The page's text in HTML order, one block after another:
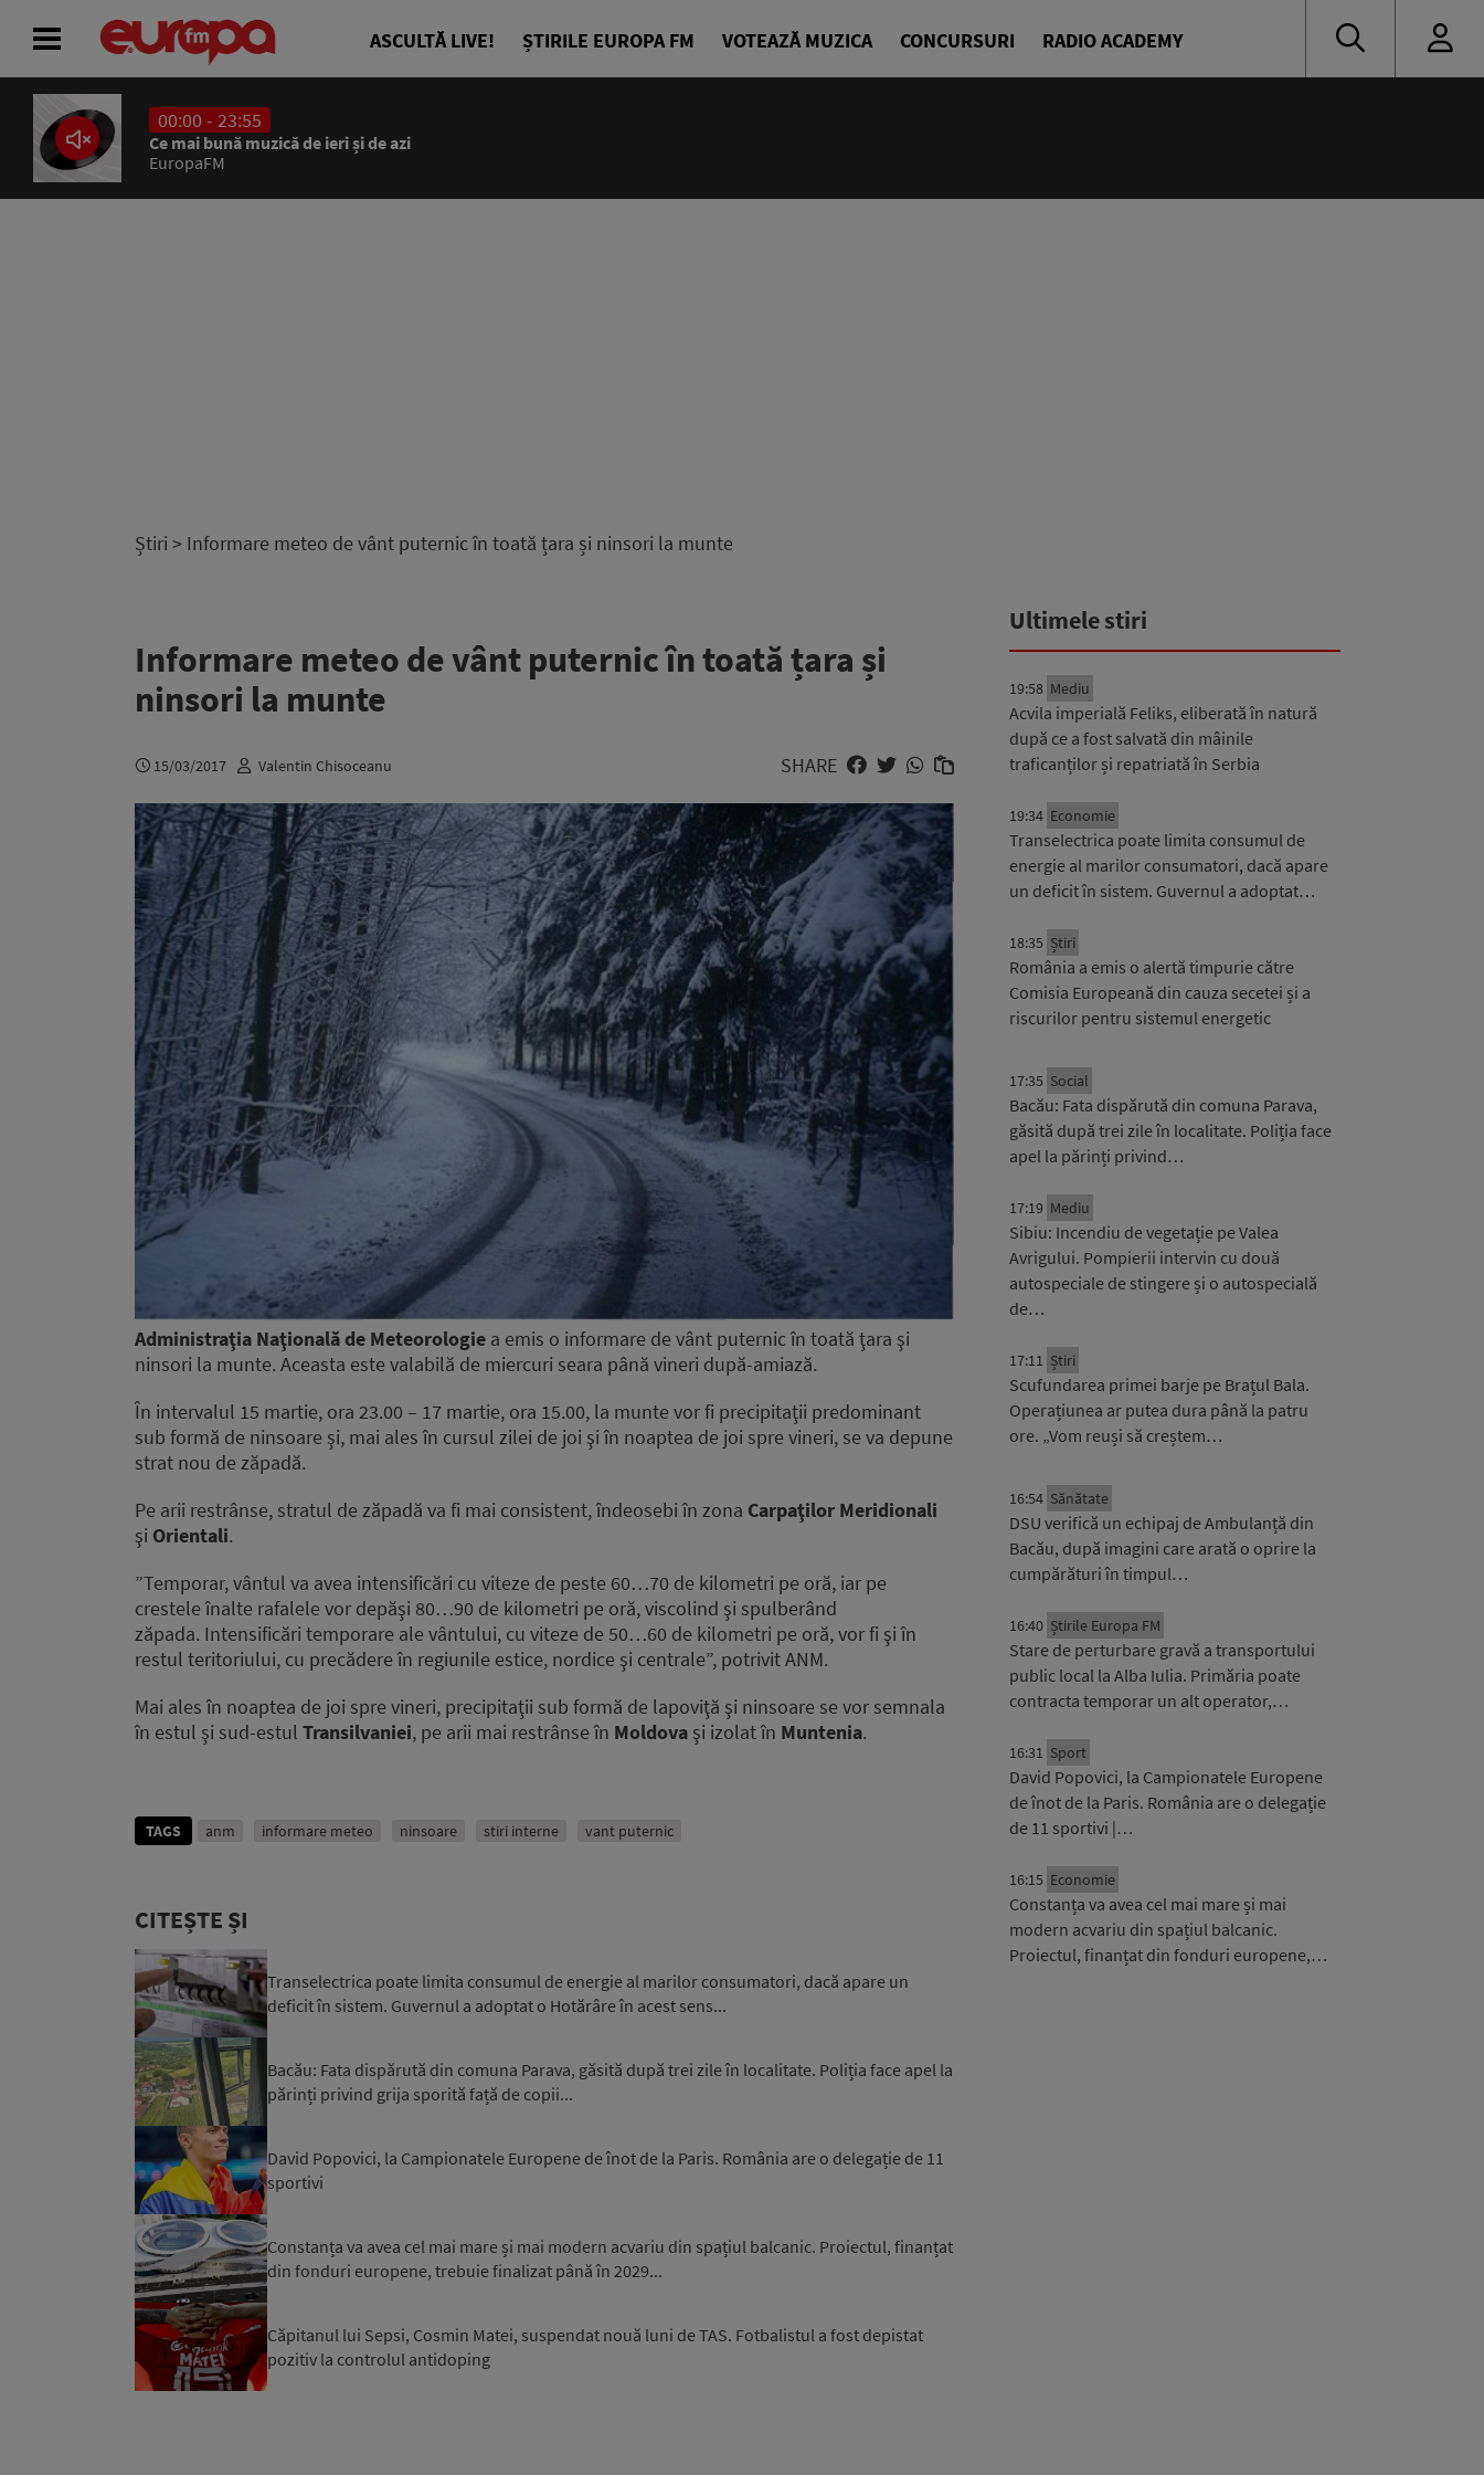
ASCULTĂ LIVE! ȘTIRILE EUROPA FM VOTEAZĂ MUZICA CONCURSURI RADIO ACADEMY
00:00 - 23:55
Ce mai bună muzică de ieri și de azi
EuropaFM
Știri > Informare meteo de vânt puternic în toată țara și ninsori la munte
Informare meteo de vânt puternic în toată țara și
ninsori la munte
15/03/2017 Valentin Chisoceanu SHARE
Administraţia Naţională de Meteorologie a emis o informare de vânt puternic în toată ţara şi
ninsori la munte. Aceasta este valabilă de miercuri seara până vineri după-amiază.
În intervalul 15 martie, ora 23.00 – 17 martie, ora 15.00, la munte vor fi precipitaţii predominant
sub formă de ninsoare şi, mai ales în cursul zilei de joi şi în noaptea de joi spre vineri, se va depune
strat nou de zăpadă.
Pe arii restrânse, stratul de zăpadă va fi mai consistent, îndeosebi în zona Carpaţilor Meridionali
şi Orientali.
”Temporar, vântul va avea intensificări cu viteze de peste 60…70 de kilometri pe oră, iar pe
crestele înalte rafalele vor depăşi 80…90 de kilometri pe oră, viscolind şi spulberând
zăpada. Intensificări temporare ale vântului, cu viteze de 50…60 de kilometri pe oră, vor fi şi în
restul teritoriului, cu precădere în regiunile estice, nordice şi centrale”, potrivit ANM.
Mai ales în noaptea de joi spre vineri, precipitaţii sub formă de lapoviţă şi ninsoare se vor semnala
în estul şi sud-estul Transilvaniei, pe arii mai restrânse în Moldova şi izolat în Muntenia.
TAGS anm informare meteo ninsoare stiri interne vant puternic
CITEȘTE ȘI
Transelectrica poate limita consumul de energie al marilor consumatori, dacă apare un
deficit în sistem. Guvernul a adoptat o Hotărâre în acest sens...
Bacău: Fata dispărută din comuna Parava, găsită după trei zile în localitate. Poliția face apel la
părinți privind grija sporită față de copii...
David Popovici, la Campionatele Europene de înot de la Paris. România are o delegație de 11
sportivi
Constanța va avea cel mai mare și mai modern acvariu din spațiul balcanic. Proiectul, finanțat
din fonduri europene, trebuie finalizat până în 2029...
Căpitanul lui Sepsi, Cosmin Matei, suspendat nouă luni de TAS. Fotbalistul a fost depistat
pozitiv la controlul antidoping
Ultimele stiri
19:58 Mediu
Acvila imperială Feliks, eliberată în natură
după ce a fost salvată din mâinile
traficanților și repatriată în Serbia
19:34 Economie
Transelectrica poate limita consumul de
energie al marilor consumatori, dacă apare
un deficit în sistem. Guvernul a adoptat…
18:35 Știri
România a emis o alertă timpurie către
Comisia Europeană din cauza secetei și a
riscurilor pentru sistemul energetic
17:35 Social
Bacău: Fata dispărută din comuna Parava,
găsită după trei zile în localitate. Poliția face
apel la părinți privind…
17:19 Mediu
Sibiu: Incendiu de vegetație pe Valea
Avrigului. Pompierii intervin cu două
autospeciale de stingere și o autospecială
de…
17:11 Știri
Scufundarea primei barje pe Brațul Bala.
Operațiunea ar putea dura până la patru
ore. „Vom reuși să creștem…
16:54 Sănătate
DSU verifică un echipaj de Ambulanță din
Bacău, după imagini care arată o oprire la
cumpărături în timpul…
16:40 Știrile Europa FM
Stare de perturbare gravă a transportului
public local la Alba Iulia. Primăria poate
contracta temporar un alt operator,…
16:31 Sport
David Popovici, la Campionatele Europene
de înot de la Paris. România are o delegație
de 11 sportivi |…
16:15 Economie
Constanța va avea cel mai mare și mai
modern acvariu din spațiul balcanic.
Proiectul, finanțat din fonduri europene,…
ACASĂ
ȘTIRI